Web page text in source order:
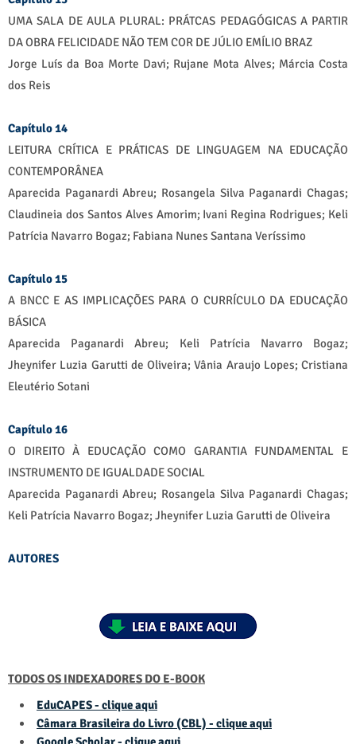
UMA SALA DE AULA PLURAL: PRÁTCAS PEDAGÓGICAS A PARTIR
DA OBRA FELICIDADE NÃO TEM COR DE JÚLIO EMÍLIO BRAZ
Jorge Luís da Boa Morte Davi; Rujane Mota Alves; Márcia Costa
dos Reis
Capítulo 14
LEITURA CRÍTICA E PRÁTICAS DE LINGUAGEM NA EDUCAÇÃO
CONTEMPORÂNEA
Aparecida Paganardi Abreu; Rosangela Silva Paganardi Chagas;
Claudineia dos Santos Alves Amorim; Ivani Regina Rodrigues; Keli
Patrícia Navarro Bogaz; Fabiana Nunes Santana Veríssimo
Capítulo 15
A BNCC E AS IMPLICAÇÕES PARA O CURRÍCULO DA EDUCAÇÃO
BÁSICA
Aparecida Paganardi Abreu; Keli Patrícia Navarro Bogaz;
Jheynifer Luzia Garutti de Oliveira; Vânia Araujo Lopes; Cristiana
Eleutério Sotani
Capítulo 16
O DIREITO À EDUCAÇÃO COMO GARANTIA FUNDAMENTAL E
INSTRUMENTO DE IGUALDADE SOCIAL
Aparecida Paganardi Abreu; Rosangela Silva Paganardi Chagas;
Keli Patrícia Navarro Bogaz; Jheynifer Luzia Garutti de Oliveira
AUTORES
TODOS OS INDEXADORES DO E-BOOK
EduCAPES - clique aqui
Câmara Brasileira do Livro (CBL) - clique aqui